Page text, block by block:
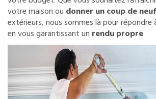
votre maison ou donner un coup de neuf
extérieurs, nous sommes là pour
en vous garantissant un rendu propre.